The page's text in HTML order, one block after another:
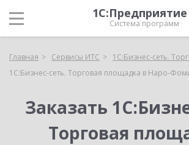
1С:Предприятие
Система программ
Главная Сервисы ИТС
1С:Бизнес-сеть.
1С:Бизнес-сеть. Торговая площадка в Наро-
Заказать
Торговая